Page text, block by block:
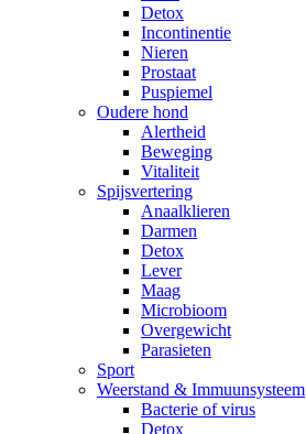
Detox
Incontinentie
Nieren
Prostaat
Puspiemel
Oudere hond
Alertheid
Beweging
Vitaliteit
Spijsvertering
Anaalklieren
Darmen
Detox
Lever
Maag
Microbioom
Overgewicht
Parasieten
Sport
Weerstand & Immuunsysteem
Bacterie of virus
Detox